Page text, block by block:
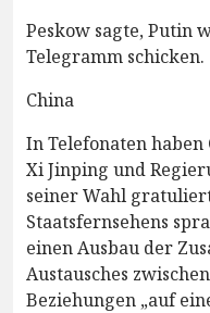
Peskow sagte, Putin
Telegramm schicken.
China
In Telefonaten haben
Xi Jinping und
seiner Wahl
Staatsfernsehens
einen Ausbau der
Austausches
Beziehungen „auf